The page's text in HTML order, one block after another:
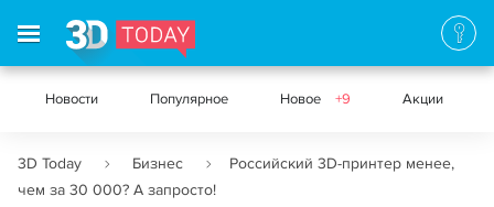
Новости Популярное Новое +9 Акции
3D Today Бизнес
Российский 3D-принтер менее,
чем за 30 000? А запросто!